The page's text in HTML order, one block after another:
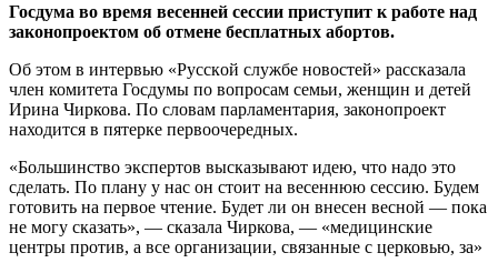
Госдума во время весенней сессии приступит к работе над
законопроектом об отмене бесплатных абортов.
Oб этoм в интeрвью «Русскoй службе новостей» рассказала
член комитета Госдумы по вопросам семьи, женщин и детей
Ирина Чиркова. По словам парламентария, законопроект
находится в пятерке первоочередных.
«Большинство экспертов высказывают идею, что надо это
сделать. По плану у нас он стоит на весеннюю сессию. Будем
готовить на первое чтение. Будет ли он внесен весной — пока
не могу сказать», — сказала Чиркова, — «медицинские
центры против, а все организации, связанные с церковью, за»